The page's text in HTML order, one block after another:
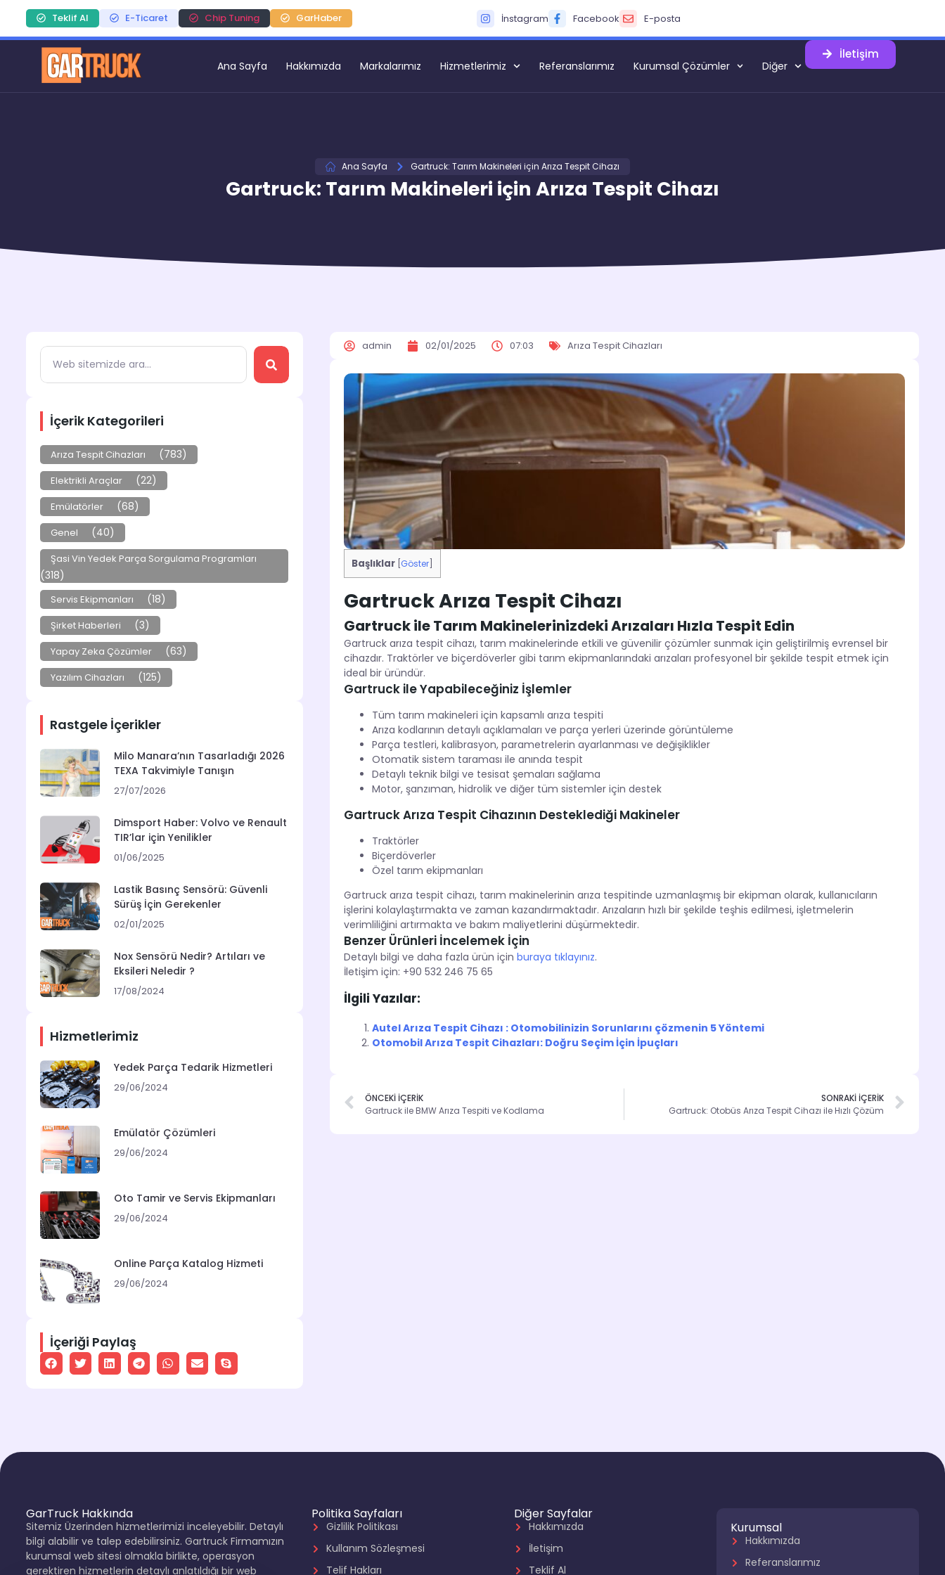
Teklif Al E-Ticaret Chip Tuning GarHaber İnstagram Facebook E-posta
Ana Sayfa Hakkımızda Markalarımız Hizmetlerimiz Referanslarımız Kurumsal Çözümler Diğer
İletişim
Ana Sayfa Gartruck: Tarım Makineleri için Arıza Tespit Cihazı
Gartruck: Tarım Makineleri için Arıza Tespit Cihazı
İçerik Kategorileri
Arıza Tespit Cihazları (783)
Elektrikli Araçlar (22)
Emülatörler (68)
Genel (40)
Şasi Vin Yedek Parça Sorgulama Programları
(318)
Servis Ekipmanları (18)
Şirket Haberleri (3)
Yapay Zeka Çözümler (63)
Yazılım Cihazları (125)
Rastgele İçerikler
Milo Manara’nın Tasarladığı 2026
TEXA Takvimiyle Tanışın
27/07/2026
Dimsport Haber: Volvo ve Renault
TIR’lar için Yenilikler
01/06/2025
Lastik Basınç Sensörü: Güvenli
Sürüş İçin Gerekenler
02/01/2025
Nox Sensörü Nedir? Artıları ve
Eksileri Neledir ?
17/08/2024
Hizmetlerimiz
Yedek Parça Tedarik Hizmetleri
29/06/2024
Emülatör Çözümleri
29/06/2024
Oto Tamir ve Servis Ekipmanları
29/06/2024
Online Parça Katalog Hizmeti
29/06/2024
İçeriği Paylaş
admin 02/01/2025 07:03 Arıza Tespit Cihazları
Başlıklar Göster]
Gartruck Arıza Tespit Cihazı
Gartruck ile Tarım Makinelerinizdeki Arızaları Hızla Tespit Edin
Gartruck arıza tespit cihazı, tarım makinelerinde etkili ve güvenilir çözümler sunmak için geliştirilmiş evrensel bir
cihazdır. Traktörler ve biçerdöverler gibi tarım ekipmanlarındaki arızaları profesyonel bir şekilde tespit etmek için
ideal bir üründür.
Gartruck ile Yapabileceğiniz İşlemler
Tüm tarım makineleri için kapsamlı arıza tespiti
Arıza kodlarının detaylı açıklamaları ve parça yerleri üzerinde görüntüleme
Parça testleri, kalibrasyon, parametrelerin ayarlanması ve değişiklikler
Otomatik sistem taraması ile anında tespit
Detaylı teknik bilgi ve tesisat şemaları sağlama
Motor, şanzıman, hidrolik ve diğer tüm sistemler için destek
Gartruck Arıza Tespit Cihazının Desteklediği Makineler
Traktörler
Biçerdöverler
Özel tarım ekipmanları
Gartruck arıza tespit cihazı, tarım makinelerinin arıza tespitinde uzmanlaşmış bir ekipman olarak, kullanıcıların
işlerini kolaylaştırmakta ve zaman kazandırmaktadır. Arızaların hızlı bir şekilde teşhis edilmesi, işletmelerin
verimliliğini artırmakta ve bakım maliyetlerini düşürmektedir.
Benzer Ürünleri İncelemek İçin
Detaylı bilgi ve daha fazla ürün için buraya tıklayınız.
İletişim için: +90 532 246 75 65
İlgili Yazılar:
Autel Arıza Tespit Cihazı : Otomobilinizin Sorunlarını çözmenin 5 Yöntemi
Otomobil Arıza Tespit Cihazları: Doğru Seçim İçin İpuçları
ÖNCEKİ İÇERİK
Gartruck ile BMW Arıza Tespiti ve Kodlama
SONRAKİ İÇERİK
Gartruck: Otobüs Arıza Tespit Cihazı ile Hızlı Çözüm
GarTruck Hakkında
Sitemiz Üzerinden hizmetlerimizi inceleyebilir. Detaylı
bilgi alabilir ve talep edebilirsiniz. Gartruck Firmamızın
kurumsal web sitesi olmakla birlikte, operasyon
gerektiren hizmetlerin detaylı anlatıldığı bir web
Politika Sayfaları
Gizlilik Politikası
Kullanım Sözleşmesi
Telif Hakları
Diğer Sayfalar
Hakkımızda
İletişim
Teklif Al
Kurumsal
Hakkımızda
Referanslarımız